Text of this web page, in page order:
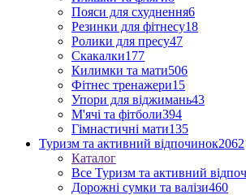
Пояси для схуднення6
Резинки для фітнесу18
Ролики для пресу47
Скакалки177
Килимки та мати506
Фітнес тренажери15
Упори для віджимань43
М'ячі та фітболи394
Гімнастичні мати135
Туризм та активний відпочинок2062
Каталог
Все Туризм та активний
Дорожні сумки та валізи460